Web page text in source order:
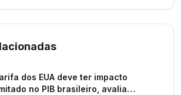
dos EUA deve ter impacto
no PIB brasileiro, avalia